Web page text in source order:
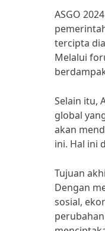
ASGO
tercipta
Melalui
Selain itu,
global
akan
ini. Hal ini
Tujuan
Dengan
sosial,